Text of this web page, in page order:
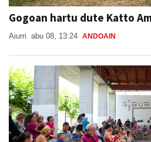
Gogoan hartu dute Katto
Aiurri abu 08, 13:24 ANDOAIN